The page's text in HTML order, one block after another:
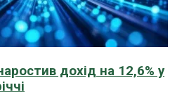
дохід на 12,6% у